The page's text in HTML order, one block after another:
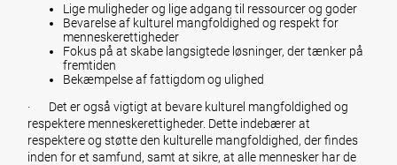
Lige muligheder og lige adgang til ressourcer og goder
Bevarelse af kulturel mangfoldighed og respekt for
menneskerettigheder
Fokus på at skabe langsigtede løsninger, der tænker på
fremtiden
Bekæmpelse af fattigdom og ulighed
· Det er også vigtigt at bevare kulturel mangfoldighed og
respektere menneskerettigheder. Dette indebærer at
respektere og støtte den kulturelle mangfoldighed, der findes
inden for et samfund, samt at sikre, at alle mennesker har de